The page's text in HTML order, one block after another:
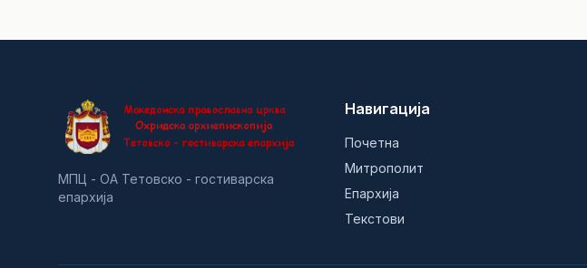
МПЦ - ОА Тетовско - гостиварска
епархија
Навигација
Почетна
Митрополит
Епархија
Текстови